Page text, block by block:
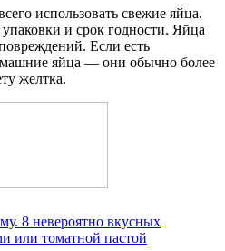
использовать свежие яйца.
и срок годности. Яйца
Если есть
яйца — они обычно более
желтка.
8 невероятно вкусных
или томатной пастой